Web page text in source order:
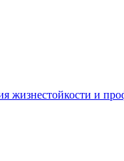
жизнестойкости и